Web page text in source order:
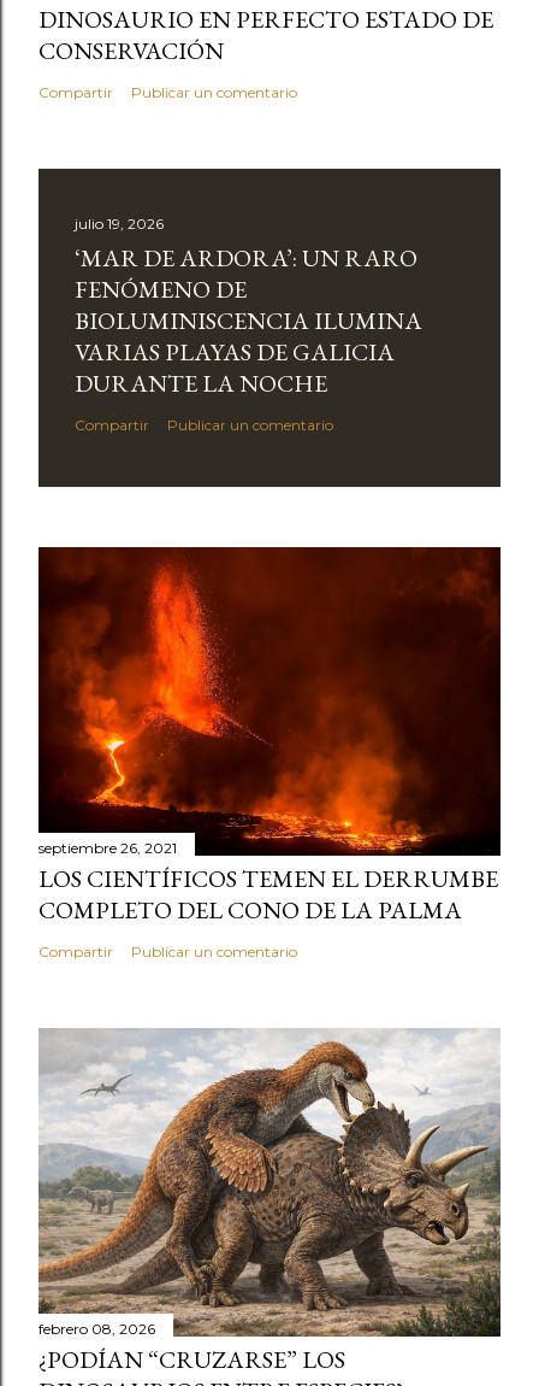
DINOSAURIO EN PERFECTO ESTADO DE
CONSERVACIÓN
Compartir Publicar un comentario
julio 19, 2026
‘MAR DE ARDORA’: UN RARO
FENÓMENO DE
BIOLUMINISCENCIA ILUMINA
VARIAS PLAYAS DE GALICIA
DURANTE LA NOCHE
Compartir Publicar un comentario
septiembre 26, 2021
LOS CIENTÍFICOS TEMEN EL DERRUMBE
COMPLETO DEL CONO DE LA PALMA
Compartir Publicar un comentario
febrero 08, 2026
¿PODÍAN “CRUZARSE” LOS